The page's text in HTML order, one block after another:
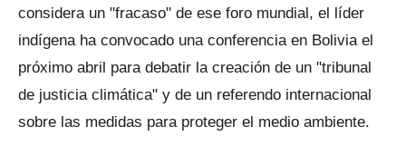
considera un "fracaso" de ese foro mundial, el líder
indígena ha convocado una conferencia en Bolivia el
próximo abril para debatir la creación de un "tribunal
de justicia climática" y de un referendo internacional
sobre las medidas para proteger el medio ambiente.